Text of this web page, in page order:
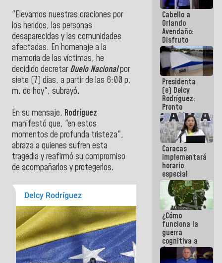
"Elevamos nuestras oraciones por
los heridos, las personas
desaparecidas y las comunidades
afectadas. En homenaje a la
memoria de las víctimas, he
decidido decretarDuelo Nacionalpor
siete (7) días, a partir de las 6:00 p.
m. de hoy", subrayó.
En su mensaje, Rodríguez
manifestó que, "en estos
momentos de profunda tristeza",
abraza a quienes sufren esta
tragedia y reafirmó su compromiso
de acompañarlos y protegerlos.
Cabello a
Orlando
Avendaño:
Disfruto
cada vez
que escribes
porque lo
que haces
es
embarrarla
Presidenta
(e) Delcy
Rodríguez:
Pronto
restableceremos
las
operaciones
en el
Aeropuerto
Internacional
de
Maiquetía
Caracas
implementará
horario
especial
para
adaptarse
al plan de
ahorro
energético
¿Cómo
funciona la
guerra
cognitiva a
favor de la
narrativa